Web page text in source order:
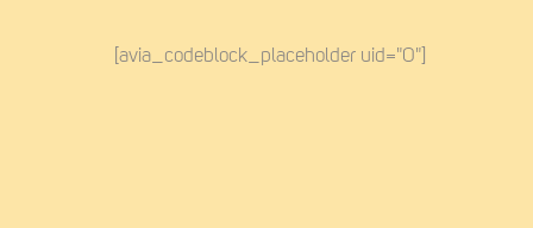
[avia_codeblock_placeholder uid="0"]